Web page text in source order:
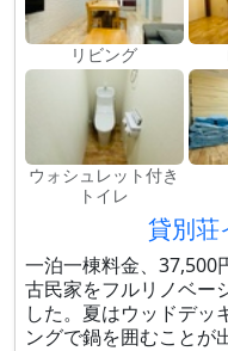
リビング
ウォシュレット付き
トイレ
貸別荘
一泊一棟料金、37,500
古民家をフルリノベー
した。夏はウッドデッ
ングで鍋を囲むことが